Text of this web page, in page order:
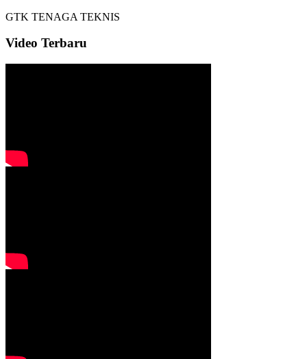
GTK TENAGA TEKNIS
Video Terbaru